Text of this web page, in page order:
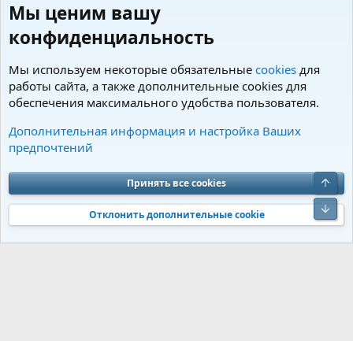
Пользователи
Cookies Charm by DCom
Обратная связь
Условия и правила
Политика конфиденциальности
Помощь
S
S
Community platform by XenForo® © 2010-2026 XenForo Ltd. Перевод от
Jumuro®|Media embeds via s9e/MediaSites
Мы ценим вашу
конфиденциальность
Мы используем некоторые обязательные cookies для
работы сайта, а также дополнительные cookies для
обеспечения максимального удобства пользователя.
Дополнительная информация и настройка Ваших
предпочтений
Принять все cookies
Отклонить дополнительные cookie
Верх
Низ